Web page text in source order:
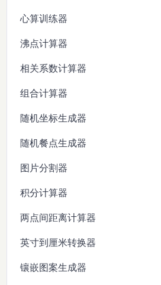
心算训练器
沸点计算器
相关系数计算器
组合计算器
随机坐标生成器
随机餐点生成器
图片分割器
积分计算器
两点间距离计算器
英寸到厘米转换器
镶嵌图案生成器